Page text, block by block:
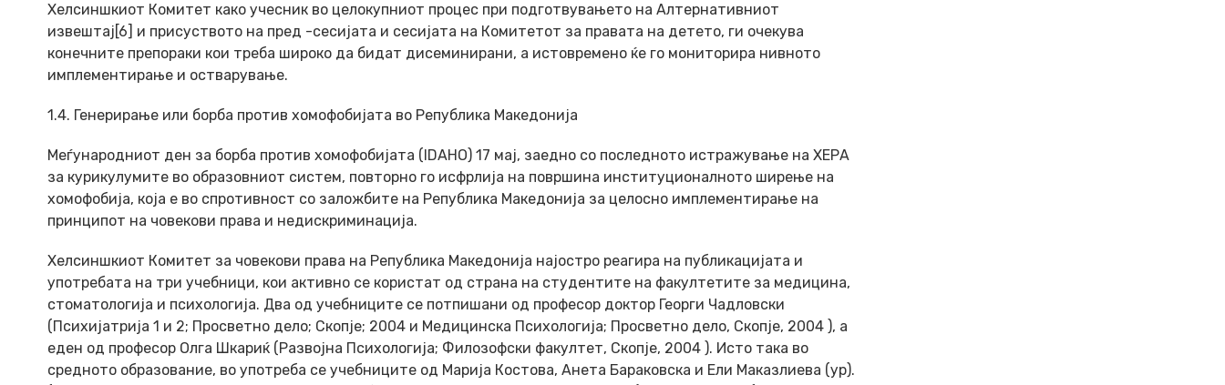
Хелсиншкиот Комитет како учесник во целокупниот процес при подготвувањето на Алтернативниот
извештај[6] и присуството на пред -сесијата и сесијата на Комитетот за правата на детето, ги очекува
конечните препораки кои треба широко да бидат дисеминирани, а истовремено ќе го мониторира нивното
имплементирање и остварување.
1.4. Генерирање или борба против хомофобијата во Република Македонија
Меѓународниот ден за борба против хомофобијата (IDAHO) 17 мај, заедно со последното истражување на ХЕРА
за курикулумите во образовниот систем, повторно го исфрлија на површина институционалното ширење на
хомофобија, која е во спротивност со заложбите на Република Македонија за целосно имплементирање на
принципот на човекови права и недискриминација.
Хелсиншкиот Комитет за човекови права на Република Македонија најостро реагира на публикацијата и
употребата на три учебници, кои активно се користат од страна на студентите на факултетите за медицина,
стоматологија и психологија. Два од учебниците се потпишани од професор доктор Георги Чадловски
(Психијатрија 1 и 2; Просветно дело; Скопје; 2004 и Медицинска Психологија; Просветно дело, Скопје, 2004 ), а
еден од професор Олга Шкариќ (Развојна Психологија; Филозофски факултет, Скопје, 2004 ). Исто така во
средното образование, во употреба се учебниците од Марија Костова, Анета Бараковска и Ели Маказлиева (ур).